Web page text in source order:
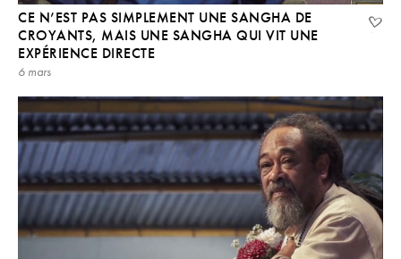
CE N’EST PAS SIMPLEMENT UNE SANGHA DE
CROYANTS, MAIS UNE SANGHA QUI VIT UNE
EXPÉRIENCE DIRECTE
6 mars